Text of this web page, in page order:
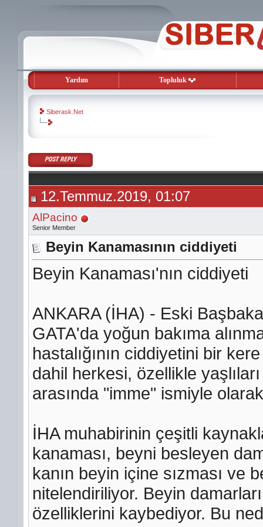
Yardım Topluluk
Siberask.Net
evooli
gaziantep
escort
gaziantep
escort12.Temmuz.2019, 01:07
AlPacino
Senior Member
Beyin Kanamasının ciddiyeti
Beyin Kanaması'nın ciddiyeti
ANKARA (İHA) - Eski
GATA'da yoğun bakıma
hastalığının ciddiyetini bir
dahil herkesi, özellikle
arasında "imme" ismiyle
İHA muhabirinin çeşitli
kanaması, beyni besleyen
kanın beyin içine sızması ve
nitelendiriliyor. Beyin
özelliklerini kaybediyor. Bu